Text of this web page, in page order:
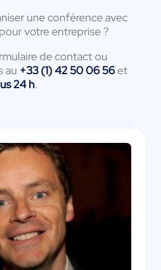
une conférence avec
pour votre entreprise ?
de contact ou
au +33 (1) 42 50 06 56et
24 h.